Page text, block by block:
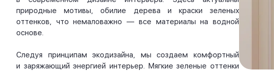
природные мотивы, обилие дерева и краски зеленых
оттенков, что немаловажно — все материалы на водной
основе.
Следуя принципам экодизайна, мы создаем комфортный
и заряжающий энергией интерьер. Мягкие зеленые оттенки